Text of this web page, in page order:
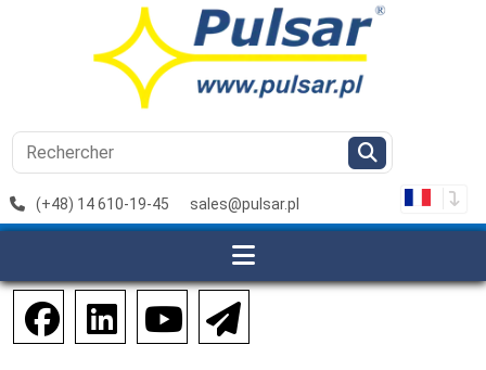
(+48) 14 610-19-45 sales@pulsar.pl